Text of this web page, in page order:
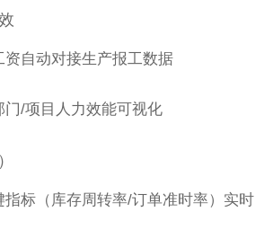
资自动对接生产报工数据
门/项目人力效能可视化
标（库存周转率/订单准时率）实时